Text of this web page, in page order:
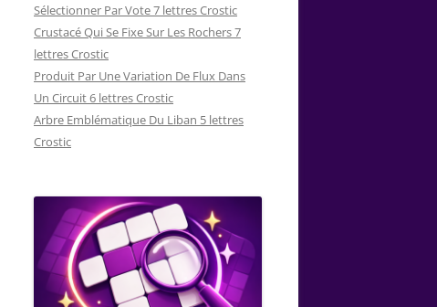
Sélectionner Par Vote 7 lettres Crostic
Crustacé Qui Se Fixe Sur Les Rochers 7
lettres Crostic
Produit Par Une Variation De Flux Dans
Un Circuit 6 lettres Crostic
Arbre Emblématique Du Liban 5 lettres
Crostic